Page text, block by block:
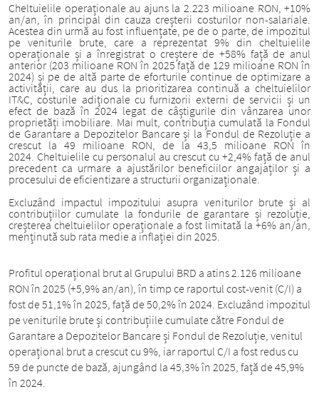
Cheltuielile operaționale au ajuns la 2.223 milioane RON, +10%
an/an, în principal din cauza creșterii costurilor non-salariale.
Acestea din urmă au fost influențate, pe de o parte, de impozitul
pe veniturile brute, care a reprezentat 9% din cheltuielile
operaționale și a înregistrat o creștere de +58% față de anul
anterior (203 milioane RON în 2025 față de 129 milioane RON în
2024) și pe de altă parte de eforturile continue de optimizare a
activității, care au dus la prioritizarea continuă a cheltuielilor
IT&C, costurile adiționale cu furnizorii externi de servicii și un
efect de bază în 2024 legat de câștigurile din vânzarea unor
proprietăți imobiliare. Mai mult, contribuția cumulată la Fondul
de Garantare a Depozitelor Bancare și la Fondul de Rezoluție a
crescut la 49 milioane RON, de la 43,5 milioane RON în
2024. Cheltuielile cu personalul au crescut cu +2,4% față de anul
precedent ca urmare a ajustărilor beneficiilor angajaților și a
procesului de eficientizare a structurii organizaționale.
Excluzând impactul impozitului asupra veniturilor brute și al
contribuțiilor cumulate la fondurile de garantare și rezoluție,
creșterea cheltuielilor operaționale a fost limitată la +6% an/an,
menținută sub rata medie a inflației din 2025.
Profitul operațional brut al Grupului BRD a atins 2.126 milioane
RON în 2025 (+5,9% an/an), în timp ce raportul cost-venit (C/I) a
fost de 51,1% în 2025, față de 50,2% în 2024. Excluzând impozitul
pe veniturile brute și contribuțiile cumulate către Fondul de
Garantare a Depozitelor Bancare și Fondul de Rezoluție, venitul
operațional brut a crescut cu 9%, iar raportul C/I a fost redus cu
59 de puncte de bază, ajungând la 45,3% în 2025, față de 45,9%
în 2024.